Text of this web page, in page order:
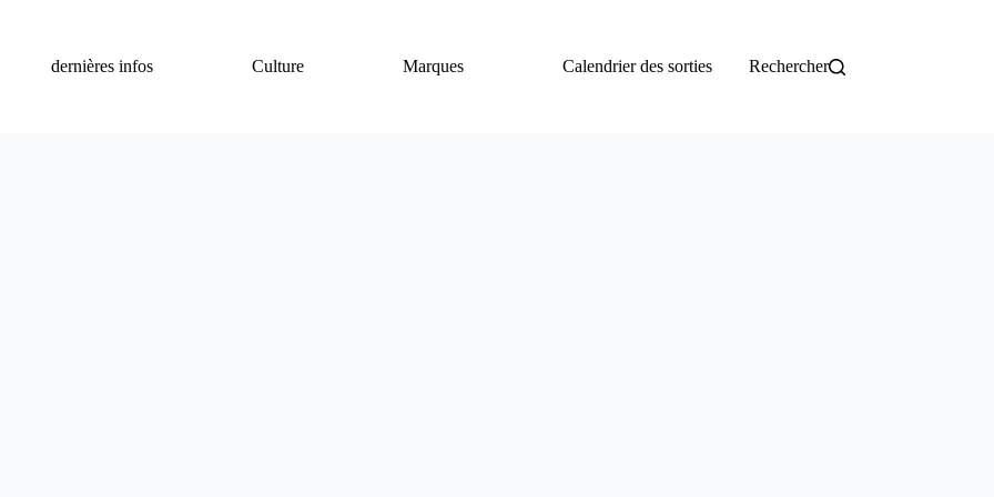
dernières infos
Culture Marques Calendrier des sorties Rechercher